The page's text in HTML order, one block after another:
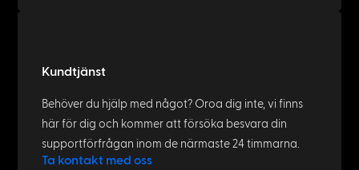
Kundtjänst
Behöver du hjälp med något? Oroa dig inte, vi finns
här för dig och kommer att försöka besvara din
supportförfrågan inom de närmaste 24 timmarna.
Ta kontakt med oss